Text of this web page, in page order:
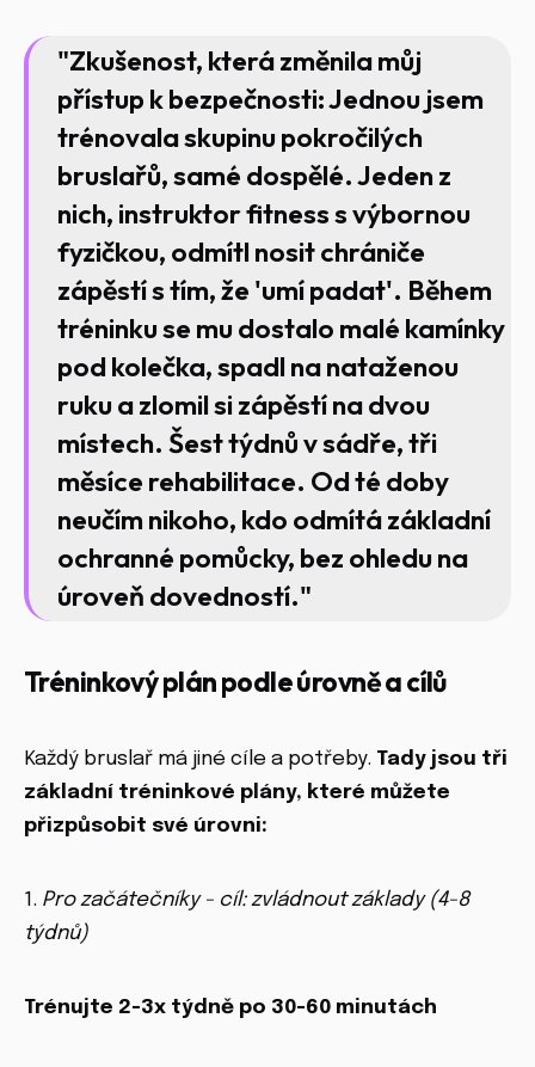
"Zkušenost, která změnila můj
přístup k bezpečnosti: Jednou jsem
trénovala skupinu pokročilých
bruslařů, samé dospělé. Jeden z
nich, instruktor fitness s výbornou
fyzičkou, odmítl nosit chrániče
zápěstí s tím, že 'umí padat'. Během
tréninku se mu dostalo malé kamínky
pod kolečka, spadl na nataženou
ruku a zlomil si zápěstí na dvou
místech. Šest týdnů v sádře, tři
měsíce rehabilitace. Od té doby
neučím nikoho, kdo odmítá základní
ochranné pomůcky, bez ohledu na
úroveň dovedností."
Tréninkový plán podle úrovně a cílů
Každý bruslař má jiné cíle a potřeby. Tady jsou tři
základní tréninkové plány, které můžete
přizpůsobit své úrovni:
1. Pro začátečníky - cíl: zvládnout základy (4-8
týdnů)
Trénujte 2-3x týdně po 30-60 minutách